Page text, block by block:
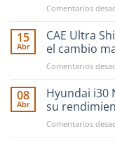
Comentarios
15
Abr
CAE Ultra
el cambio
Comentarios
08
Abr
Hyundai i30
su
Comentarios